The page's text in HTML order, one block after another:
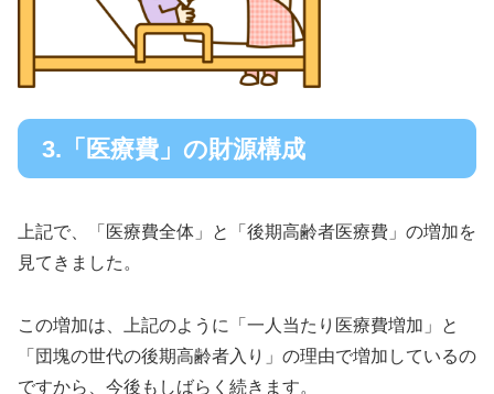
3.「医療費」の財源構成
上記で、「医療費全体」と「後期高齢者医療費」の増加を
見てきました。
この増加は、上記のように「一人当たり医療費増加」と
「団塊の世代の後期高齢者入り」の理由で増加しているの
ですから、今後もしばらく続きます。